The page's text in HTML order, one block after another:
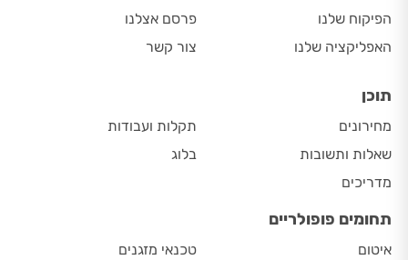
הפיקוח שלנו
האפליקציה שלנו
פרסם אצלנו
צור קשר
תוכן
מחירונים
שאלות ותשובות
מדריכים
תקלות ועבודות
בלוג
תחומים פופולריים
איטום
טכנאי מזגנים